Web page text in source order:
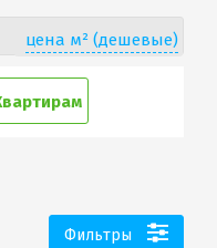
цена м² (дешевые)
Фильтры